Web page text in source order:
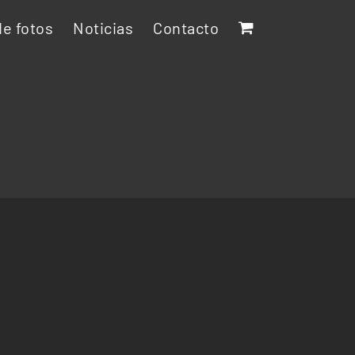
fotos Noticias Contacto